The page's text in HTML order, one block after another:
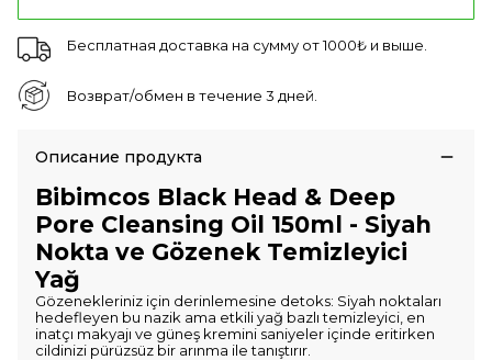
Бесплатная доставка на сумму от 1000₺ и выше.
Возврат/обмен в течение 3 дней.
Описание продукта
Bibimcos Black Head & Deep
Pore Cleansing Oil 150ml - Siyah
Nokta ve Gözenek Temizleyici
Yağ
Gözenekleriniz için derinlemesine detoks: Siyah noktaları
hedefleyen bu nazik ama etkili yağ bazlı temizleyici, en
inatçı makyajı ve güneş kremini saniyeler içinde eritirken
cildinizi pürüzsüz bir arınma ile tanıştırır.